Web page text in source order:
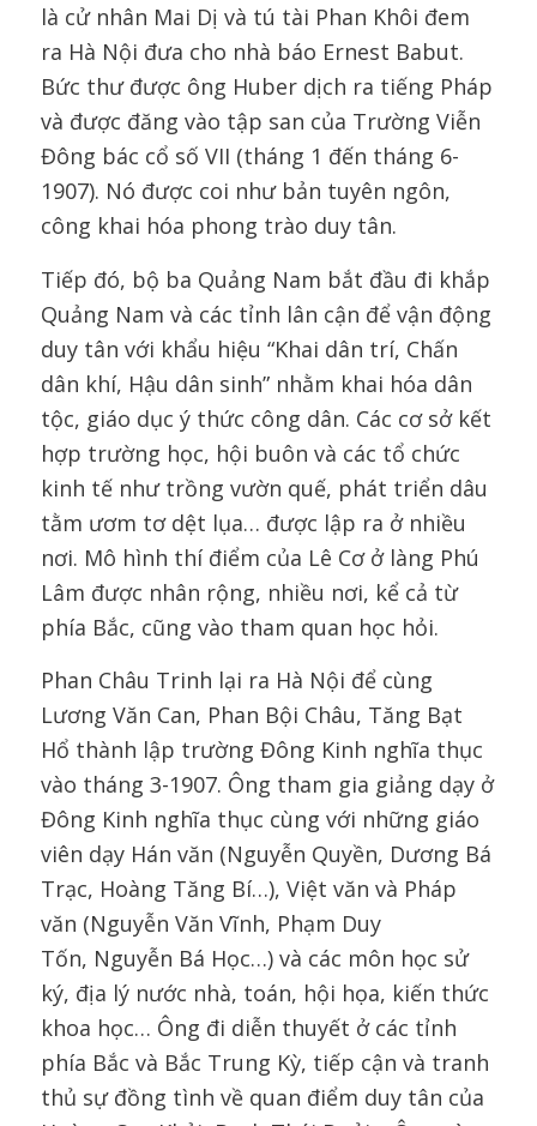
là cử nhân Mai Dị và tú tài Phan Khôi đem
ra Hà Nội đưa cho nhà báo Ernest Babut.
Bức thư được ông Huber dịch ra tiếng Pháp
và được đăng vào tập san của Trường Viễn
Đông bác cổ số VII (tháng 1 đến tháng 6-
1907). Nó được coi như bản tuyên ngôn,
công khai hóa phong trào duy tân.
Tiếp đó, bộ ba Quảng Nam bắt đầu đi khắp
Quảng Nam và các tỉnh lân cận để vận động
duy tân với khẩu hiệu “Khai dân trí, Chấn
dân khí, Hậu dân sinh” nhằm khai hóa dân
tộc, giáo dục ý thức công dân. Các cơ sở kết
hợp trường học, hội buôn và các tổ chức
kinh tế như trồng vườn quế, phát triển dâu
tằm ươm tơ dệt lụa… được lập ra ở nhiều
nơi. Mô hình thí điểm của Lê Cơ ở làng Phú
Lâm được nhân rộng, nhiều nơi, kể cả từ
phía Bắc, cũng vào tham quan học hỏi.
Phan Châu Trinh lại ra Hà Nội để cùng
Lương Văn Can, Phan Bội Châu, Tăng Bạt
Hổ thành lập trường Đông Kinh nghĩa thục
vào tháng 3-1907. Ông tham gia giảng dạy ở
Đông Kinh nghĩa thục cùng với những giáo
viên dạy Hán văn (Nguyễn Quyền, Dương Bá
Trạc, Hoàng Tăng Bí…), Việt văn và Pháp
văn (Nguyễn Văn Vĩnh, Phạm Duy
Tốn, Nguyễn Bá Học…) và các môn học sử
ký, địa lý nước nhà, toán, hội họa, kiến thức
khoa học… Ông đi diễn thuyết ở các tỉnh
phía Bắc và Bắc Trung Kỳ, tiếp cận và tranh
thủ sự đồng tình về quan điểm duy tân của